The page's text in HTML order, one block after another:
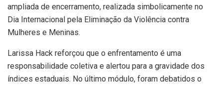
ampliada de encerramento, realizada simbolicamente no
Dia Internacional pela Eliminação da Violência contra
Mulheres e Meninas.
Larissa Hack reforçou que o enfrentamento é uma
responsabilidade coletiva e alertou para a gravidade dos
índices estaduais. No último módulo, foram debatidos o